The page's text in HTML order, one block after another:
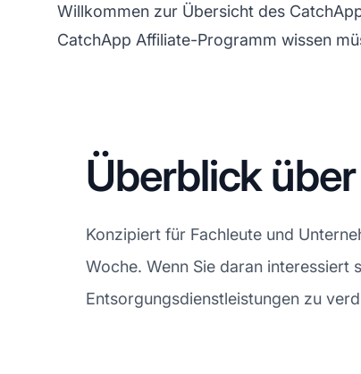
Willkommen zur Übersicht des
CatchApp Affiliate-Programm wissen
Überblick
Konzipiert für Fachleute und
Woche. Wenn Sie daran interessiert
Entsorgungsdienstleistungen zu